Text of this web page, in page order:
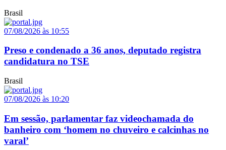
Brasil
07/08/2026 às 10:55
Preso e condenado a 36 anos, deputado registra
candidatura no TSE
Brasil
07/08/2026 às 10:20
Em sessão, parlamentar faz videochamada do
banheiro com ‘homem no chuveiro e calcinhas no
varal’